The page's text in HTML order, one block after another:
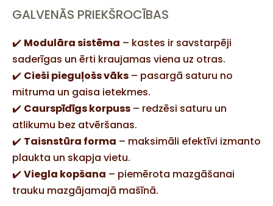
GALVENĀS PRIEKŠROCĪBAS
✔️ Modulāra sistēma – kastes ir savstarpēji
saderīgas un ērti kraujamas viena uz otras.
✔️ Cieši pieguļošs vāks – pasargā saturu no
mitruma un gaisa ietekmes.
✔️ Caurspīdīgs korpuss – redzēsi saturu un
atlikumu bez atvēršanas.
✔️ Taisnstūra forma – maksimāli efektīvi izmanto
plaukta un skapja vietu.
✔️ Viegla kopšana – piemērota mazgāšanai
trauku mazgājamajā mašīnā.